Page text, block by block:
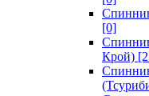
[0]
Крой)